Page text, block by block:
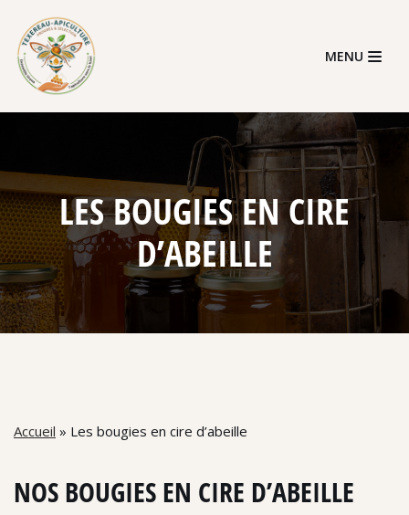
Skip
to
content
MENU
LES BOUGIES EN CIRE
D’ABEILLE
Accueil » Les bougies en cire d’abeille
NOS BOUGIES EN CIRE D’ABEILLE